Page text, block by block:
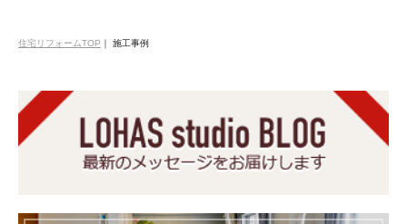
住宅リフォームTOP ｜ 施工事例